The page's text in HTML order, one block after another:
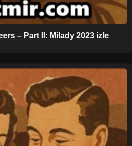
– Part II: Milady 2023 izle